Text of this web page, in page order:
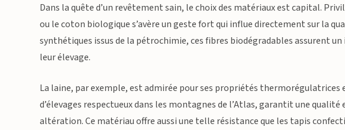
Dans la quête d’un revêtement sain, le choix des matériaux est capital.
ou le coton biologique s’avère un geste fort qui influe directement sur la
synthétiques issus de la pétrochimie, ces fibres biodégradables assurent
leur élevage.
La laine, par exemple, est admirée pour ses propriétés
d’élevages respectueux dans les montagnes de l’Atlas, garantit une
altération. Ce matériau offre aussi une telle résistance que les tapis